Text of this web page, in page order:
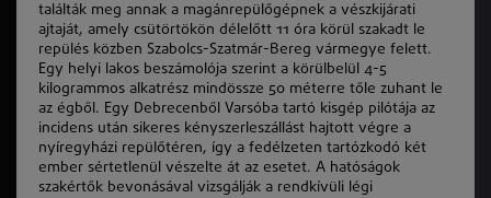
találták meg annak a magánrepülőgépnek a vészkijárati
ajtaját, amely csütörtökön délelőtt 11 óra körül szakadt le
repülés közben Szabolcs-Szatmár-Bereg vármegye felett.
Egy helyi lakos beszámolója szerint a körülbelül 4-5
kilogrammos alkatrész mindössze 50 méterre tőle zuhant le
az égből. Egy Debrecenből Varsóba tartó kisgép pilótája az
incidens után sikeres kényszerleszállást hajtott végre a
nyíregyházi repülőtéren, így a fedélzeten tartózkodó két
ember sértetlenül vészelte át az esetet. A hatóságok
szakértők bevonásával vizsgálják a rendkívüli légi